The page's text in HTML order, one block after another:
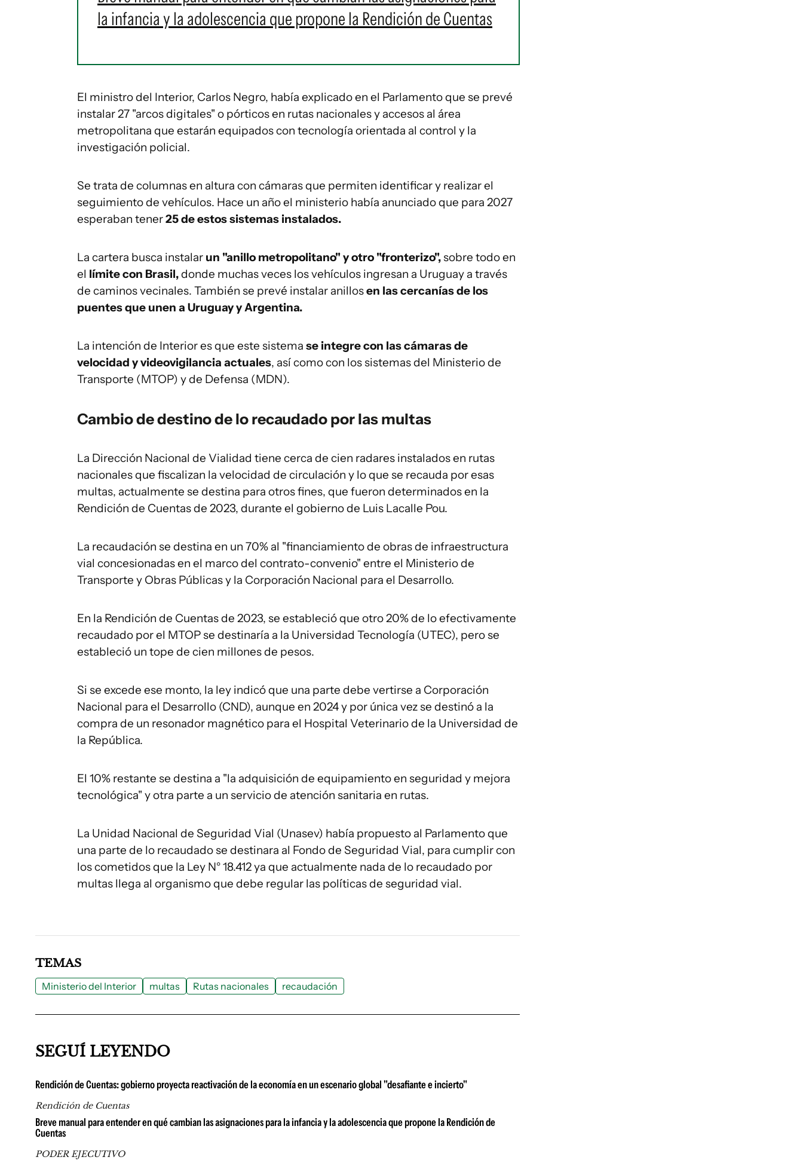
la infancia y la adolescencia que propone la Rendición de Cuentas
El ministro del Interior, Carlos Negro, había explicado en el Parlamento que se prevé
instalar 27 "arcos digitales" o pórticos en rutas nacionales y accesos al área
metropolitana que estarán equipados con tecnología orientada al control y la
investigación policial.
Se trata de columnas en altura con cámaras que permiten identificar y realizar el
seguimiento de vehículos. Hace un año el ministerio había anunciado que para 2027
esperaban tener25 de estos sistemas instalados.
La cartera busca instalar un "anillo metropolitano" y otro "fronterizo",sobre todo en
el límite con Brasil,donde muchas veces los vehículos ingresan a Uruguay a través
de caminos vecinales. También se prevé instalar anillosen las cercanías de los
puentes que unen a Uruguay y Argentina.
La intención de Interior es que este sistema se integre con las cámaras de
velocidad y videovigilancia actuales, así como con los sistemas del Ministerio de
Transporte (MTOP) y de Defensa (MDN).
Cambio de destino de lo recaudado por las multas
La Dirección Nacional de Vialidad tiene cerca de cien radares instalados en rutas
nacionales que fiscalizan la velocidad de circulación y lo que se recauda por esas
multas, actualmente se destina para otros fines, que fueron determinados en la
Rendición de Cuentas de 2023, durante el gobierno de Luis Lacalle Pou.
La recaudación se destina en un 70% al "financiamiento de obras de infraestructura
vial concesionadas en el marco del contrato-convenio" entre el Ministerio de
Transporte y Obras Públicas y la Corporación Nacional para el Desarrollo.
En la Rendición de Cuentas de 2023, se estableció que otro 20% de lo efectivamente
recaudado por el MTOP se destinaría a la Universidad Tecnología (UTEC), pero se
estableció un tope de cien millones de pesos.
Si se excede ese monto, la ley indicó que una parte debe vertirse a Corporación
Nacional para el Desarrollo (CND), aunque en 2024 y por única vez se destinó a la
compra de un resonador magnético para el Hospital Veterinario de la Universidad de
la República.
El 10% restante se destina a "la adquisición de equipamiento en seguridad y mejora
tecnológica" y otra parte a un servicio de atención sanitaria en rutas.
La Unidad Nacional de Seguridad Vial (Unasev) había propuesto al Parlamento que
una parte de lo recaudado se destinara al Fondo de Seguridad Vial, para cumplir con
los cometidos que la Ley N° 18.412 ya que actualmente nada de lo recaudado por
multas llega al organismo que debe regular las políticas de seguridad vial.
TEMAS
Ministerio del Interior multas Rutas nacionales recaudación
SEGUÍ LEYENDO
Rendición de Cuentas: gobierno proyecta reactivación de la economía en un escenario global "desafiante e incierto"
Rendición de Cuentas
Breve manual para entender en qué cambian las asignaciones para la infancia y la adolescencia que propone la Rendición de
Cuentas
PODER EJECUTIVO